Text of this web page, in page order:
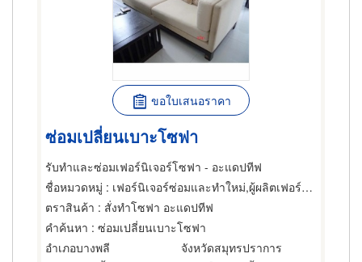
ขอใบเสนอราคา
ซ่อมเปลี่ยนเบาะโซฟา
รับทำและซ่อมเฟอร์นิเจอร์โซฟา - อะแดปทีฟ
ชื่อหมวดหมู่ : เฟอร์นิเจอร์ซ่อมและทำใหม่,ผู้ผลิตเฟอร์นิเจอร์,เบาะเฟอร์นิเจอร์
ตราสินค้า : สั่งทำโซฟา อะแดปทีฟ
คำค้นหา : ซ่อมเปลี่ยนเบาะโซฟา
อำเภอบางพลี
จังหวัดสมุทรปราการ